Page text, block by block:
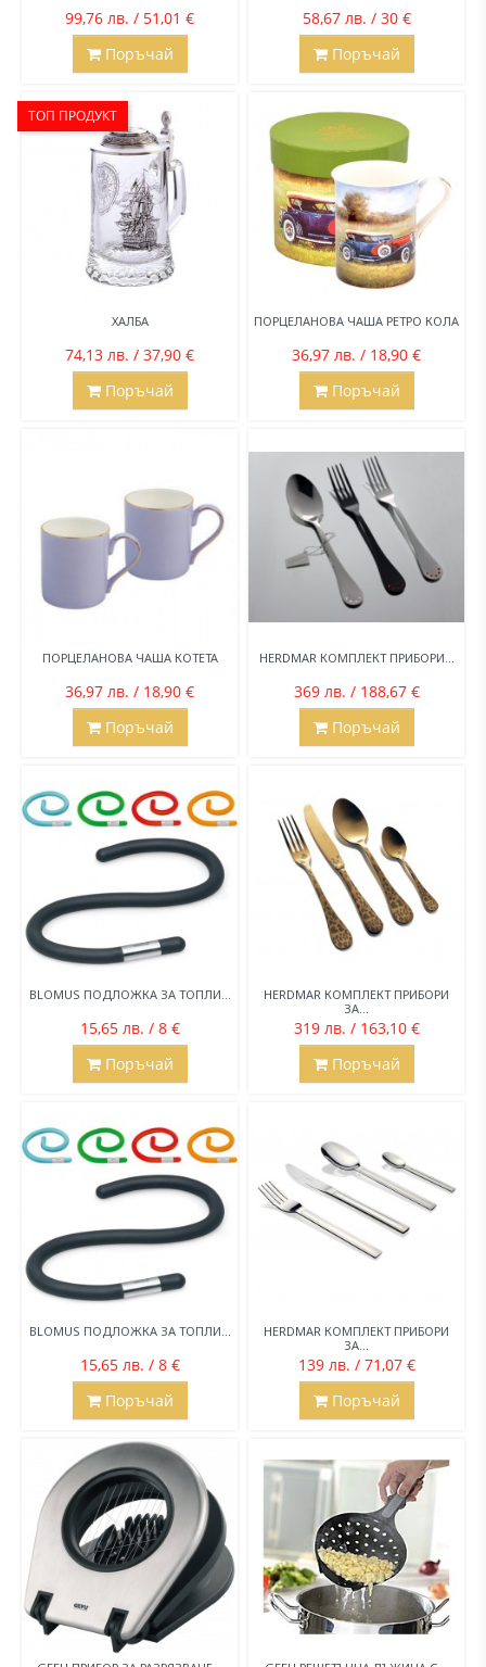
99,76 лв. / 51,01 €
Поръчай
58,67 лв. / 30 €
Поръчай
ХАЛБА
74,13 лв. / 37,90 €
ТОП ПРОДУКТ
Поръчай
ПОРЦЕЛАНОВА ЧАША РЕТРО КОЛА
36,97 лв. / 18,90 €
Поръчай
ПОРЦЕЛАНОВА ЧАША КОТЕТА
36,97 лв. / 18,90 €
Поръчай
HERDMAR КОМПЛЕКТ ПРИБОРИ...
369 лв. / 188,67 €
Поръчай
BLOMUS ПОДЛОЖКА ЗА ТОПЛИ...
15,65 лв. / 8 €
Поръчай
HERDMAR КОМПЛЕКТ ПРИБОРИ
ЗА...
319 лв. / 163,10 €
Поръчай
BLOMUS ПОДЛОЖКА ЗА ТОПЛИ...
15,65 лв. / 8 €
Поръчай
HERDMAR КОМПЛЕКТ ПРИБОРИ
ЗА...
139 лв. / 71,07 €
Поръчай